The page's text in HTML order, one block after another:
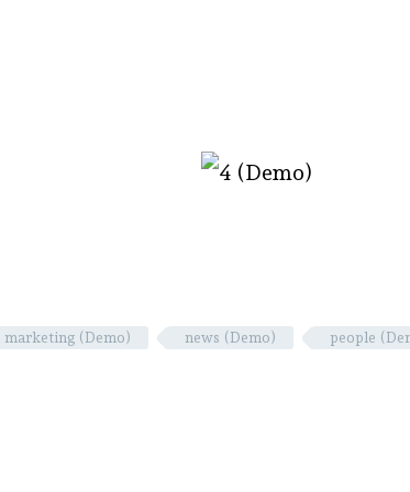
marketing (Demo) news (Demo) people